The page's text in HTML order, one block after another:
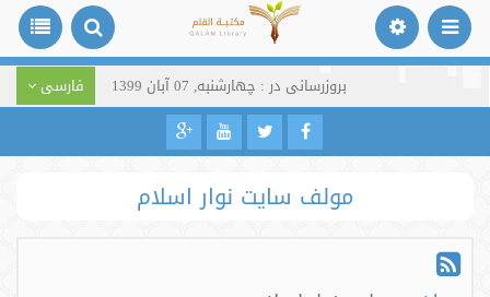
بروزرسانی در : چهارشنبه, 07 آبان 1399 فارسی
مولف سایت نوار اسلام